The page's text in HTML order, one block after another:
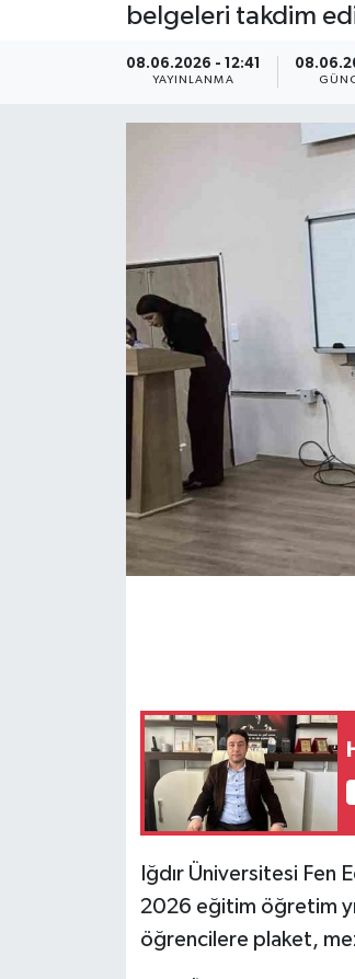
belgeleri takdim
08.06.2026 - 12:41
YAYINLANMA
Iğdır Üniversitesi Fen
2026 eğitim öğretim
öğrencilere plaket,
Canlı Maç
EKONOMİ
English News
Gayrimenkul
HABERDE İNSAN
Jandarma